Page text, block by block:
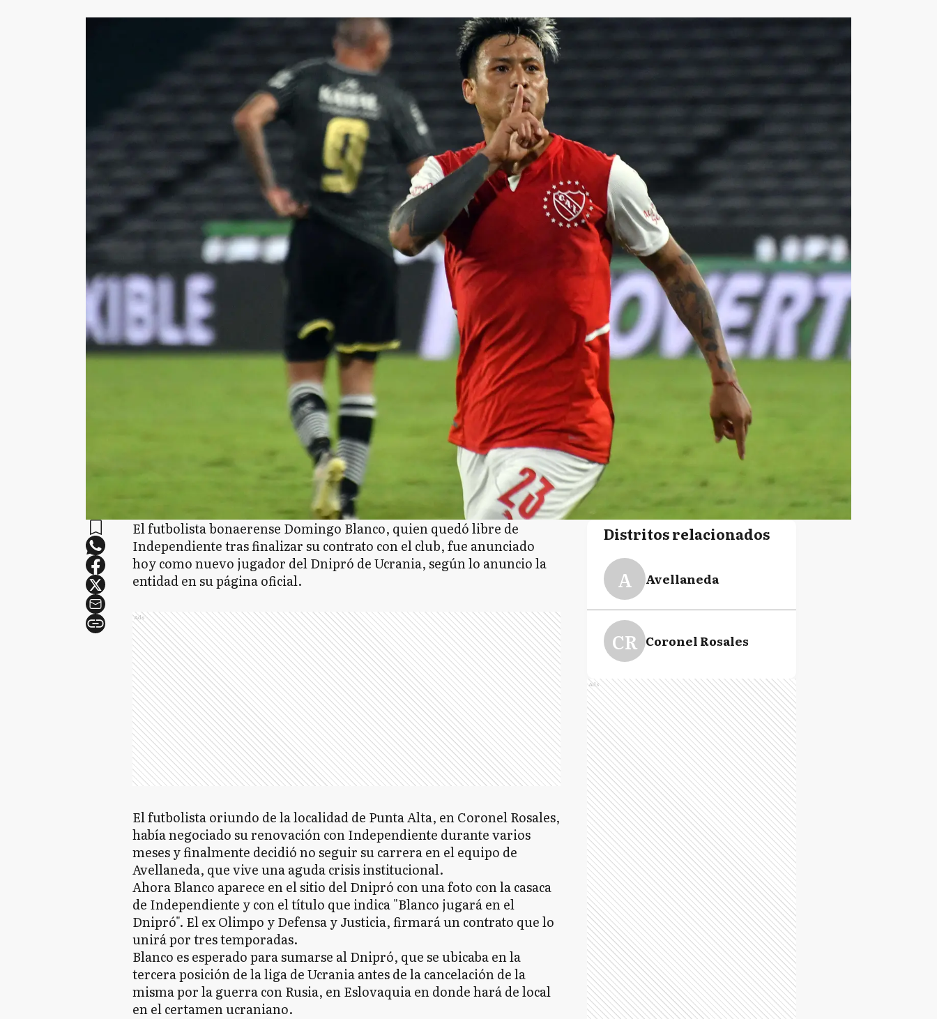
El futbolista bonaerense Domingo Blanco, quien quedó libre de
Independiente tras finalizar su contrato con el club, fue anunciado
hoy como nuevo jugador del Dnipró de Ucrania, según lo anuncio la
entidad en su página oficial.
Ads
El futbolista oriundo de la localidad de Punta Alta, en Coronel Rosales,
había negociado su renovación con Independiente durante varios
meses y finalmente decidió no seguir su carrera en el equipo de
Avellaneda, que vive una aguda crisis institucional.
Ahora Blanco aparece en el sitio del Dnipró con una foto con la casaca
de Independiente y con el título que indica "Blanco jugará en el
Dnipró". El ex Olimpo y Defensa y Justicia, firmará un contrato que lo
unirá por tres temporadas.
Blanco es esperado para sumarse al Dnipró, que se ubicaba en la
tercera posición de la liga de Ucrania antes de la cancelación de la
misma por la guerra con Rusia, en Eslovaquia en donde hará de local
en el certamen ucraniano.
Distritos relacionados
A Avellaneda
CR Coronel Rosales
Ads